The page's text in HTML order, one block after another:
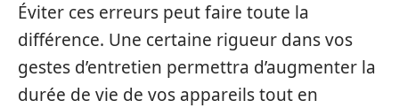
Éviter ces erreurs peut faire toute la
différence. Une certaine rigueur dans vos
gestes d’entretien permettra d’augmenter la
durée de vie de vos appareils tout en